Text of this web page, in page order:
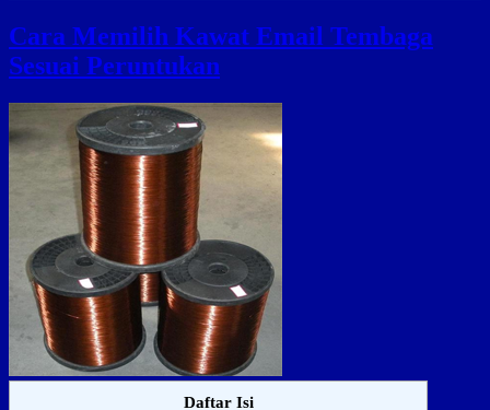
Cara Memilih Kawat Email Tembaga
Sesuai Peruntukan
Daftar Isi